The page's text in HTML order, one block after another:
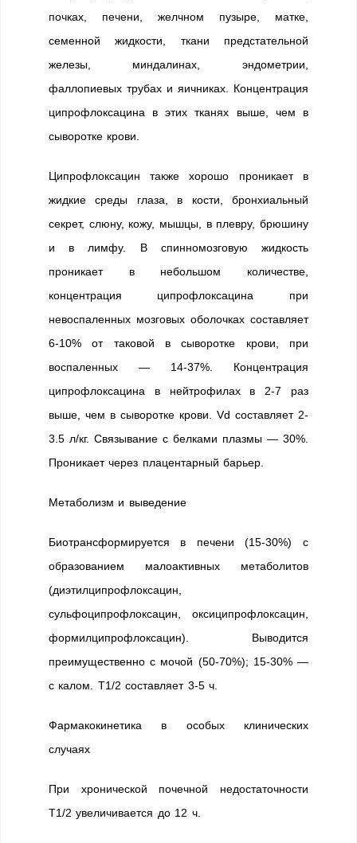
почках, печени, желчном пузыре, матке,
семенной жидкости, ткани предстательной
железы, миндалинах, эндометрии,
фаллопиевых трубах и яичниках. Концентрация
ципрофлоксацина в этих тканях выше, чем в
сыворотке крови.
Ципрофлоксацин также хорошо проникает в
жидкие среды глаза, в кости, бронхиальный
секрет, слюну, кожу, мышцы, в плевру, брюшину
и в лимфу. В спинномозговую жидкость
проникает в небольшом количестве,
концентрация ципрофлоксацина при
невоспаленных мозговых оболочках составляет
6-10% от таковой в сыворотке крови, при
воспаленных — 14-37%. Концентрация
ципрофлоксацина в нейтрофилах в 2-7 раз
выше, чем в сыворотке крови. Vd составляет 2-
3.5 л/кг. Связывание с белками плазмы — 30%.
Проникает через плацентарный барьер.
Метаболизм и выведение
Биотрансформируется в печени (15-30%) с
образованием малоактивных метаболитов
(диэтилципрофлоксацин,
сульфоципрофлоксацин, оксиципрофлоксацин,
формилципрофлоксацин). Выводится
преимущественно с мочой (50-70%); 15-30% —
с калом. T1/2 составляет 3-5 ч.
Фармакокинетика в особых клинических
случаях
При хронической почечной недостаточности
T1/2 увеличивается до 12 ч.